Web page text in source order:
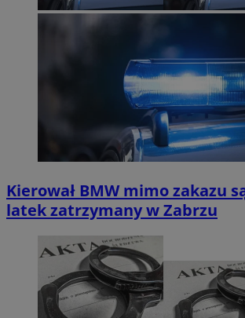
Kierował BMW mimo zakazu
latek zatrzymany w Zabrzu